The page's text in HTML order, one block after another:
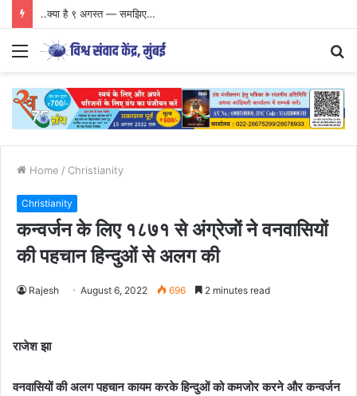
..क्या है ९ अगस्त — समझिए…
Menu
Home / Christianity
Christianity
कन्वर्जन के लिए १८७१ से अंग्रेजों ने वनवासियों
की पहचान हिन्दुओं से अलग की
Rajesh August 6, 2022 696 2 minutes read
राजेश झा
वनवासियों की अलग पहचान कायम करके हिन्दुओं को कमजोर करने और कन्वर्जन